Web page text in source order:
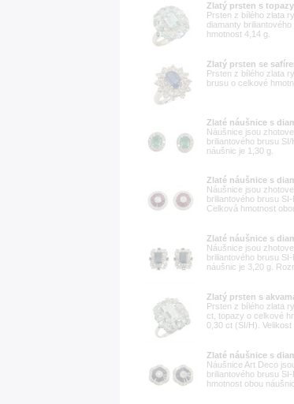
Zlatý prsten s
Prsten z bílého zlata
diamanty
hmotnost 4,14 g.
Zlatý prsten se
Prsten z bílého zlata
brusu o celkové
Zlaté náušnice s
Náušnice jsou
briliantového brusu
náušnic je 1,30 g.
Zlaté náušnice s
Náušnice jsou
briliantového brusu
Celková hmotnost
Zlaté náušnice s
Náušnice jsou
briliantového brusu
náušnic je 3,20 g.
Zlatý prsten s
Prsten z bílého zlata
ct, topazy o celkové
0,30 ct (SI/H). Velikost
Zlaté náušnice s
Náušnice Art Deco
briliantového brusu
hmotnost obou